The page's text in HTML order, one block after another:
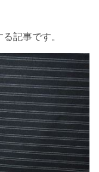
記事です。